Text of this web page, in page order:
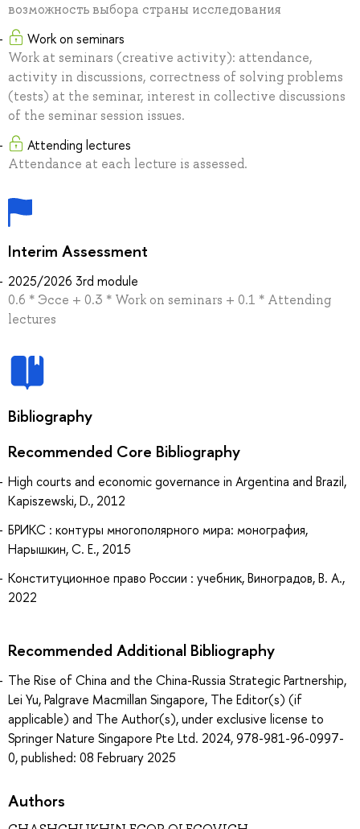
возможность выбора страны исследования
Work on seminars
Work at seminars (creative activity): attendance,
activity in discussions, correctness of solving problems
(tests) at the seminar, interest in collective discussions
of the seminar session issues.
Attending lectures
Attendance at each lecture is assessed.
Interim Assessment
2025/2026 3rd module
0.6 * Эссе + 0.3 * Work on seminars + 0.1 * Attending
lectures
Bibliography
Recommended Core Bibliography
High courts and economic governance in Argentina and Brazil,
Kapiszewski, D., 2012
БРИКС : контуры многополярного мира: монография,
Нарышкин, С. Е., 2015
Конституционное право России : учебник, Виноградов, В. А.,
2022
Recommended Additional Bibliography
The Rise of China and the China-Russia Strategic Partnership,
Lei Yu, Palgrave Macmillan Singapore, The Editor(s) (if
applicable) and The Author(s), under exclusive license to
Springer Nature Singapore Pte Ltd. 2024, 978-981-96-0997-
0, published: 08 February 2025
Authors